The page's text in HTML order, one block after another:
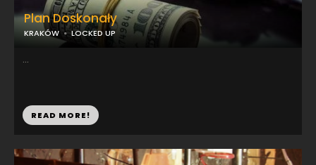
Plan Doskonały
KRAKÓW LOCKED UP
...
READ MORE!